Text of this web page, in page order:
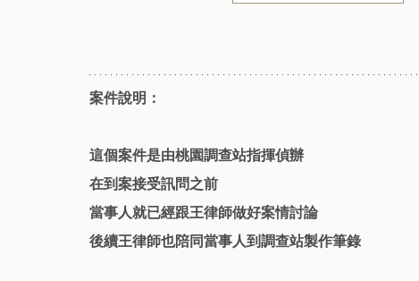
案件說明：
這個案件是由桃園調查站指揮偵辦
在到案接受訊問之前
當事人就已經跟王律師做好案情討論
後續王律師也陪同當事人到調查站製作筆錄